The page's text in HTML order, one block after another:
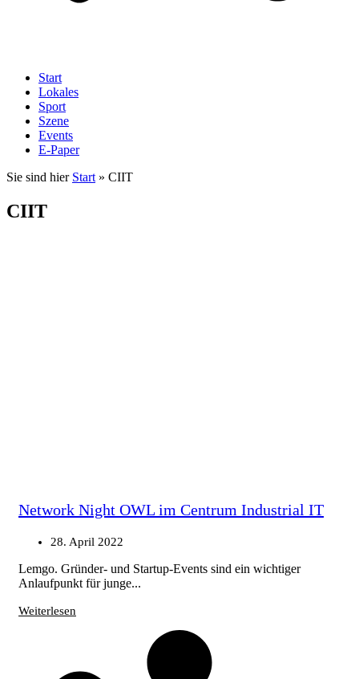
Start
Lokales
Sport
Szene
Events
E-Paper
Sie sind hier Start » CIIT
CIIT
Network Night OWL im Centrum Industrial IT
28. April 2022
Lemgo. Gründer- und Startup-Events sind ein wichtiger
Anlaufpunkt für junge...
Weiterlesen